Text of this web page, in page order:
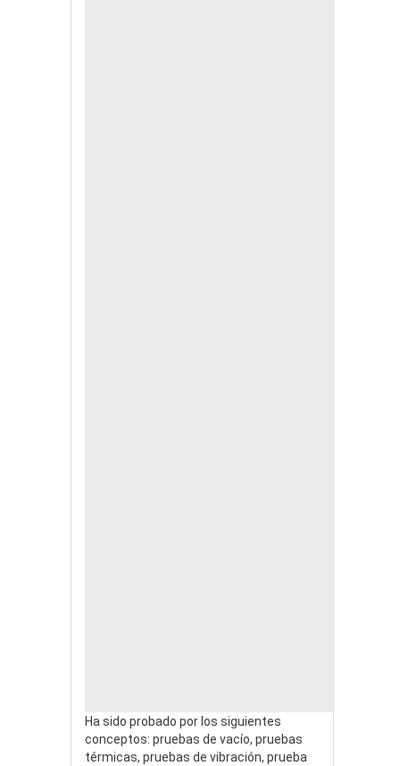
Ha sido probado por los siguientes
conceptos: pruebas de vacío, pruebas
térmicas, pruebas de vibración, prueba